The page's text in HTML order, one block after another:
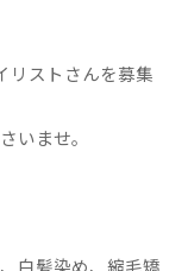
リストさんを募集
いませ。
白髪染め、縮毛矯